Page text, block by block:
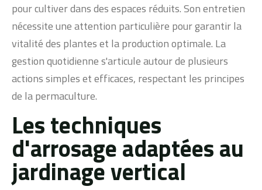
pour cultiver dans des espaces réduits. Son entretien
nécessite une attention particulière pour garantir la
vitalité des plantes et la production optimale. La
gestion quotidienne s'articule autour de plusieurs
actions simples et efficaces, respectant les principes
de la permaculture.
Les techniques
d'arrosage adaptées au
jardinage vertical